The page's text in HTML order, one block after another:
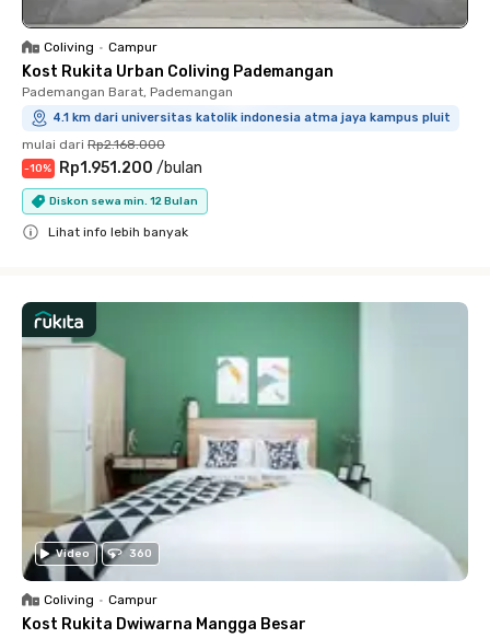
Coliving • Campur
Kost Rukita Urban Coliving Pademangan
Pademangan Barat, Pademangan
4.1 km dari universitas katolik indonesia atma jaya kampus pluit
mulai dari Rp2.168.000
-10% Rp1.951.200 /bulan
Diskon sewa min. 12 Bulan
Lihat info lebih banyak
Video 360
Coliving • Campur
Kost Rukita Dwiwarna Mangga Besar